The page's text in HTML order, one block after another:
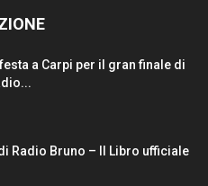
a Carpi per il gran finale di
Radio Bruno – Il Libro ufficiale